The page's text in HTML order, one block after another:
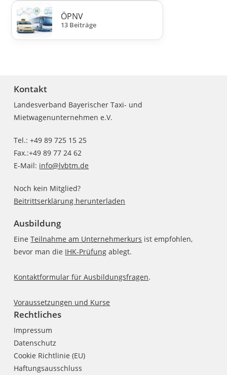
ÖPNV
13 Beiträge
Kontakt
Landesverband Bayerischer Taxi- und
Mietwagenunternehmen e.V.
Tel.: +49 89 725 15 25
Fax.:+49 89 77 24 62
E-Mail: info@lvbtm.de
Noch kein Mitglied?
Beitrittserklärung herunterladen
Ausbildung
EineTeilnahme am Unternehmerkurs ist empfohlen,
bevor man die IHK-Prüfung ablegt.
Kontaktformular für Ausbildungsfragen.
Voraussetzungen und Kurse
Rechtliches
Impressum
Datenschutz
Cookie Richtlinie (EU)
Haftungsausschluss